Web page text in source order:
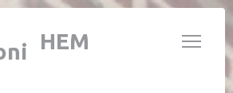
tue scelte sui cookie
DE HEM